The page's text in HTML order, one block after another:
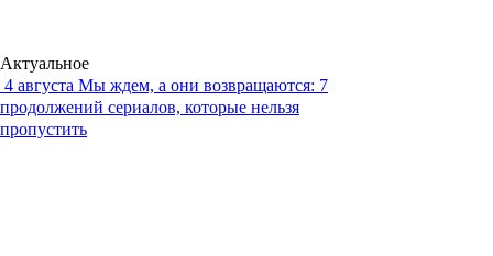
Актуальное
4 августа Мы ждем, а они возвращаются: 7
продолжений сериалов, которые нельзя
пропустить